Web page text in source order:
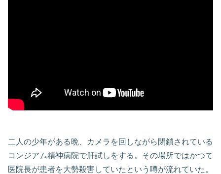
二人の少年がある晩、カメラを回しながら閉鎖されている
コンジアム精神病院で肝試しをする。その場所ではかつて
医院長が患者を大勢殺害していたという噂が流れていた。